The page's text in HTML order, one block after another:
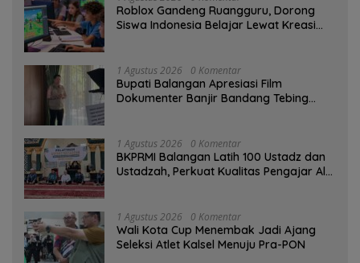
Roblox Gandeng Ruangguru, Dorong
Siswa Indonesia Belajar Lewat Kreasi
1 Agustus 2026 0 Komentar
Bupati Balangan Apresiasi Film
Dokumenter Banjir Bandang Tebing
1 Agustus 2026 0 Komentar
BKPRMI Balangan Latih 100 Ustadz dan
Ustadzah, Perkuat Kualitas Pengajar Al-
1 Agustus 2026 0 Komentar
Wali Kota Cup Menembak Jadi Ajang
Seleksi Atlet Kalsel Menuju Pra-PON